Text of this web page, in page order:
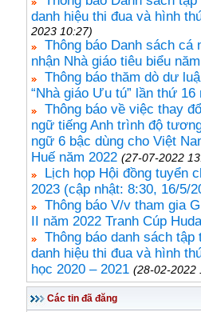
danh hiệu thi đua và hình
2023 10:27)
Thông báo Danh sách cá
nhận Nhà giáo tiêu biểu
Thông báo thăm dò dư
“Nhà giáo Ưu tú” lần thứ 16
Thông báo về việc thay
ngữ tiếng Anh trình độ
ngữ 6 bậc dùng cho Việt
Huế năm 2022 (27-07-2022
Lịch họp Hội đồng tuyển
2023 (cập nhật: 8:30, 16/5/
Thông báo V/v tham gia
II năm 2022 Tranh Cúp
Thông báo danh sách
danh hiệu thi đua và hình
học 2020 – 2021 (28-02-2022
Các tin đã đăng